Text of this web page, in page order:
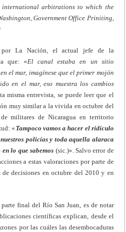
arbitrations to which the
Government Office Priniting,
La Nación, el actual jefe de la
que: «El canal estaba en un sitio
el mar, imagínese que el primer mojón
en el mar, eso muestra los cambios
misma entrevista, se puede leer que el
muy similar a la vivida en octubre del
militares de Nicaragua en territorio
« Tampoco vamos a hacer el ridículo
policías y toda aquella alaraca
lo que sabemos (sic.)». Salvo error de
a estas valoraciones por parte de
decisiones en octubre del 2010 y en
final del Río San Juan, es de notar
científicas explican, desde el
por las cuáles las desembocaduras